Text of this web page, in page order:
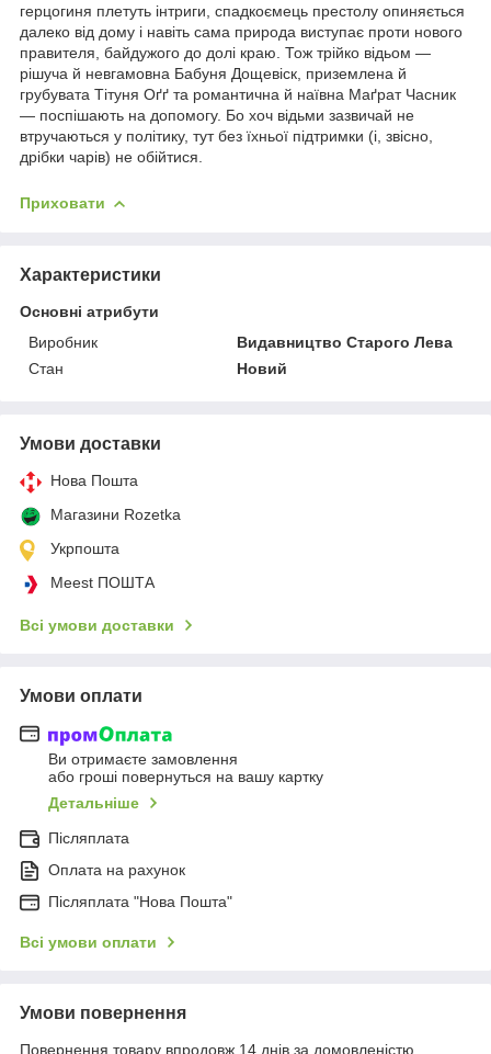
герцогиня плетуть інтриги, спадкоємець престолу опиняється
далеко від дому і навіть сама природа виступає проти нового
правителя, байдужого до долі краю. Тож трійко відьом —
рішуча й невгамовна Бабуня Дощевіск, приземлена й
грубувата Тітуня Оґґ та романтична й наївна Маґрат Часник
— поспішають на допомогу. Бо хоч відьми зазвичай не
втручаються у політику, тут без їхньої підтримки (і, звісно,
дрібки чарів) не обійтися.
Приховати
Характеристики
Основні атрибути
Виробник
Видавництво Старого Лева
Стан
Новий
Умови доставки
Нова Пошта
Магазини Rozetka
Укрпошта
Meest ПОШТА
Всі умови доставки
Умови оплати
Ви отримаєте замовлення
або гроші повернуться на вашу картку
Детальніше
Післяплата
Оплата на рахунок
Післяплата "Нова Пошта"
Всі умови оплати
Умови повернення
Повернення товару впродовж 14 днів за домовленістю